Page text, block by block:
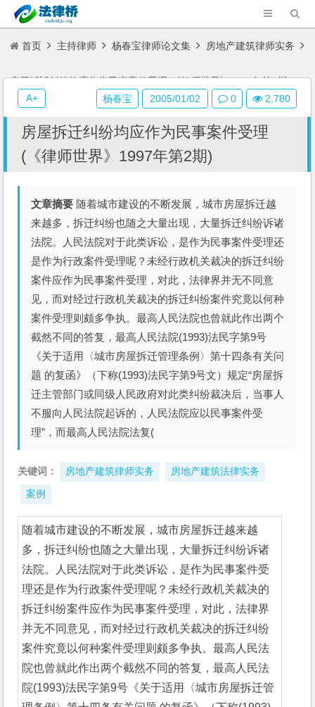
首页 主持律师 杨春宝律师论文集 房地产建筑律师实务
房屋拆迁纠纷均应作为民事案件受理(《律师世界》1997年第2期)
房屋拆迁纠纷均应作为民事案件受理
(《律师世界》1997年第2期)
文章摘要 随着城市建设的不断发展，城市房屋拆迁越
来越多，拆迁纠纷也随之大量出现，大量拆迁纠纷诉诸
法院。人民法院对于此类诉讼，是作为民事案件受理还
是作为行政案件受理呢？未经行政机关裁决的拆迁纠纷
案件应作为民事案件受理，对此，法律界并无不同意
见，而对经过行政机关裁决的拆迁纠纷案件究竟以何种
案件受理则颇多争执。最高人民法院也曾就此作出两个
截然不同的答复，最高人民法院(1993)法民字第9号
《关于适用〈城市房屋拆迁管理条例〉第十四条有关问
题 的复函》（下称(1993)法民字第9号文）规定“房屋拆
迁主管部门或同级人民政府对此类纠纷裁决后，当事人
不服向人民法院起诉的，人民法院应以民事案件受
理”，而最高人民法院法复(
关键词： 房地产建筑律师实务 房地产建筑法律实务
案例
随着城市建设的不断发展，城市房屋拆迁越来越
多，拆迁纠纷也随之大量出现，大量拆迁纠纷诉诸
法院。人民法院对于此类诉讼，是作为民事案件受
理还是作为行政案件受理呢？未经行政机关裁决的
拆迁纠纷案件应作为民事案件受理，对此，法律界
并无不同意见，而对经过行政机关裁决的拆迁纠纷
案件究竟以何种案件受理则颇多争执。最高人民法
院也曾就此作出两个截然不同的答复，最高人民法
院(1993)法民字第9号《关于适用〈城市房屋拆迁管
杨春宝 2005/01/02 0 2,780
A+